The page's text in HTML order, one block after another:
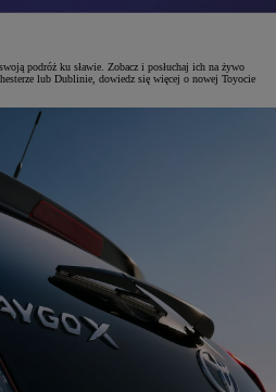
podróż ku sławie. Zobacz i posłuchaj ich na żywo
lub Dublinie, dowiedz się więcej o nowej Toyocie